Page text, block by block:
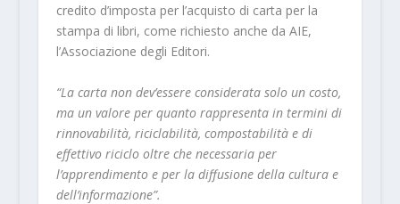
credito d’imposta per l’acquisto di carta per la
stampa di libri, come richiesto anche da AIE,
l’Associazione degli Editori.
“La carta non dev’essere considerata solo un costo,
ma un valore per quanto rappresenta in termini di
rinnovabilità, riciclabilità, compostabilità e di
effettivo riciclo oltre che necessaria per
l’apprendimento e per la diffusione della cultura e
dell’informazione”.